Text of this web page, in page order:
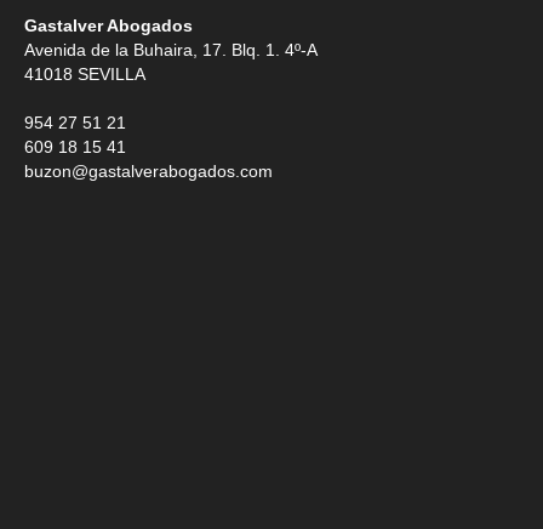
Gastalver Abogados
Avenida de la Buhaira, 17. Blq. 1. 4º-A
41018 SEVILLA
954 27 51 21
609 18 15 41
buzon@gastalverabogados.com